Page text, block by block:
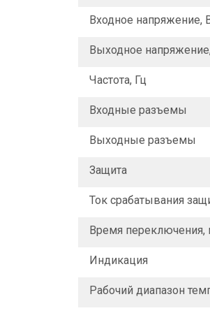
Входное напряжение,
Выходное
Частота, Гц
Входные разъемы
Выходные разъемы
Защита
Ток срабатывания
Время переключения,
Индикация
Рабочий диапазон